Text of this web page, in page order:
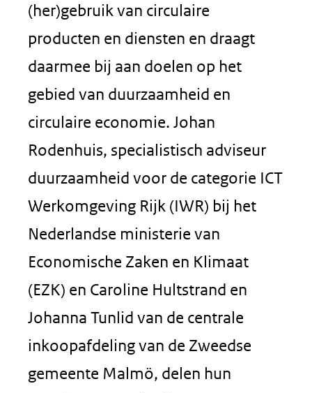
(her)gebruik van circulaire
producten en diensten en draagt
daarmee bij aan doelen op het
gebied van duurzaamheid en
circulaire economie. Johan
Rodenhuis, specialistisch adviseur
duurzaamheid voor de categorie ICT
Werkomgeving Rijk (IWR) bij het
Nederlandse ministerie van
Economische Zaken en Klimaat
(EZK) en Caroline Hultstrand en
Johanna Tunlid van de centrale
inkoopafdeling van de Zweedse
gemeente Malmö, delen hun